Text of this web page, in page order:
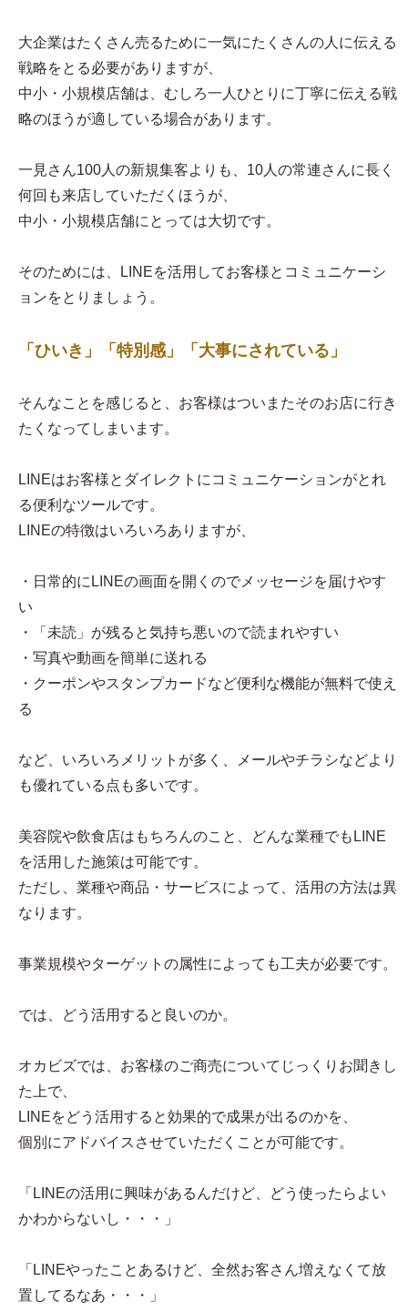
大企業はたくさん売るために一気にたくさんの人に伝える
戦略をとる必要がありますが、
中小・小規模店舗は、むしろ一人ひとりに丁寧に伝える戦
略のほうが適している場合があります。
一見さん100人の新規集客よりも、10人の常連さんに長く
何回も来店していただくほうが、
中小・小規模店舗にとっては大切です。
そのためには、LINEを活用してお客様とコミュニケーシ
ョンをとりましょう。
「ひいき」「特別感」「大事にされている」
そんなことを感じると、お客様はついまたそのお店に行き
たくなってしまいます。
LINEはお客様とダイレクトにコミュニケーションがとれ
る便利なツールです。
LINEの特徴はいろいろありますが、
・日常的にLINEの画面を開くのでメッセージを届けやす
い
・「未読」が残ると気持ち悪いので読まれやすい
・写真や動画を簡単に送れる
・クーポンやスタンプカードなど便利な機能が無料で使え
る
など、いろいろメリットが多く、メールやチラシなどより
も優れている点も多いです。
美容院や飲食店はもちろんのこと、どんな業種でもLINE
を活用した施策は可能です。
ただし、業種や商品・サービスによって、活用の方法は異
なります。
事業規模やターゲットの属性によっても工夫が必要です。
では、どう活用すると良いのか。
オカビズでは、お客様のご商売についてじっくりお聞きし
た上で、
LINEをどう活用すると効果的で成果が出るのかを、
個別にアドバイスさせていただくことが可能です。
「LINEの活用に興味があるんだけど、どう使ったらよい
かわからないし・・・」
「LINEやったことあるけど、全然お客さん増えなくて放
置してるなあ・・・」